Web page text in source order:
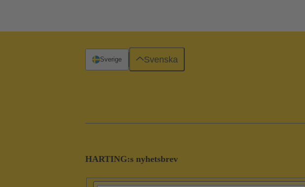
HARTING:s nyhetsbrev
Sverige Svenska